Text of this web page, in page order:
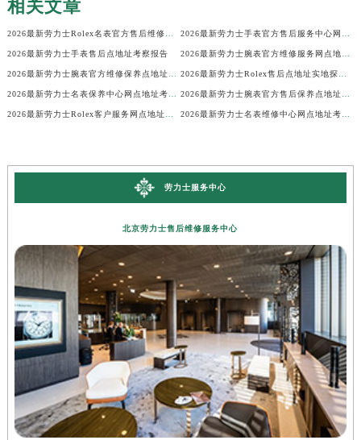
相关文章
2026最新劳力士Rolex名表官方售后维修中心地址考察报告 2026最新劳力士手表官方售后服务中心网点地址考察报告
2026最新劳力士手表售后点地址考察报告 2026最新劳力士腕表官方维修服务网点地址考察报告
2026最新劳力士腕表官方维修保养点地址调研报告 2026最新劳力士Rolex售后点地址实地探访报告
2026最新劳力士名表保养中心网点地址考察报告 2026最新劳力士腕表官方售后保养点地址实地探访报告
2026最新劳力士Rolex客户服务网点地址实地探访报告 2026最新劳力士名表维修中心网点地址考察报告
劳力士服务中心
北京劳力士售后维修服务中心